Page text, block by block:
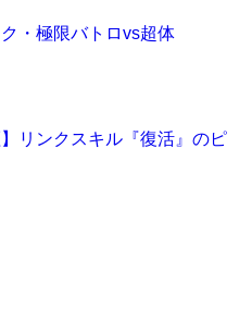
・極限バトロvs超体
】リンクスキル『復活』のピ